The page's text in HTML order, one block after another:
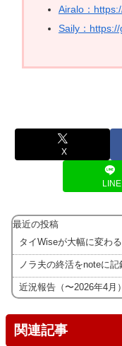
Airalo：
Saily：
X
LINE
最近の投稿
タイWiseが大幅に変わ
ノラ夫の終活をnoteに
近況報告（〜2026年4月）
関連記事